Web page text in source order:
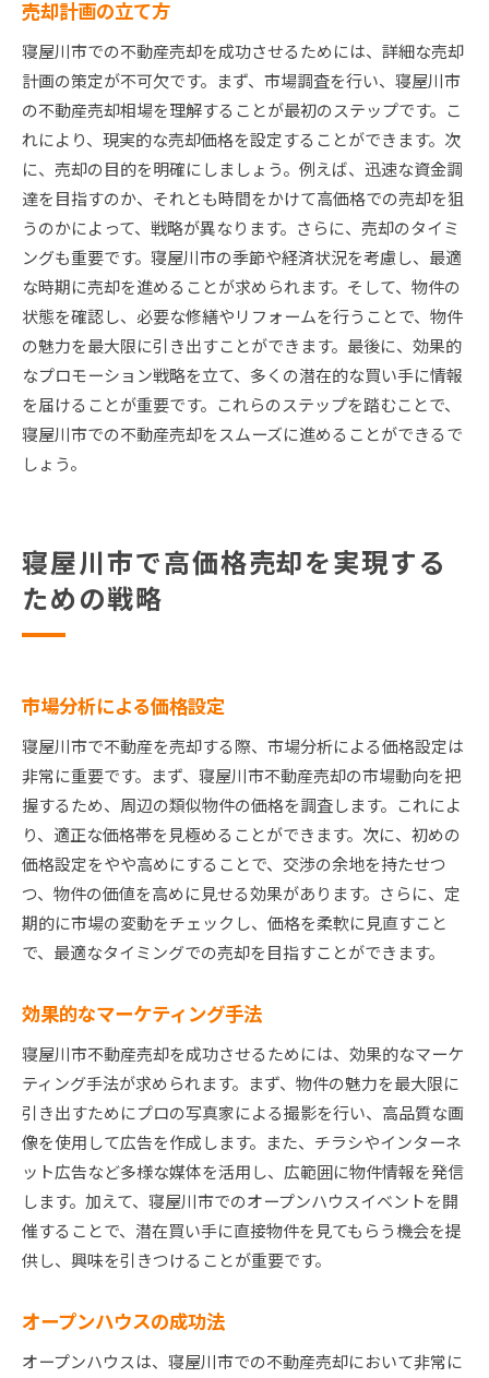
売却計画の立て方
寝屋川市での不動産売却を成功させるためには、詳細な売却
計画の策定が不可欠です。まず、市場調査を行い、寝屋川市
の不動産売却相場を理解することが最初のステップです。こ
れにより、現実的な売却価格を設定することができます。次
に、売却の目的を明確にしましょう。例えば、迅速な資金調
達を目指すのか、それとも時間をかけて高価格での売却を狙
うのかによって、戦略が異なります。さらに、売却のタイミ
ングも重要です。寝屋川市の季節や経済状況を考慮し、最適
な時期に売却を進めることが求められます。そして、物件の
状態を確認し、必要な修繕やリフォームを行うことで、物件
の魅力を最大限に引き出すことができます。最後に、効果的
なプロモーション戦略を立て、多くの潜在的な買い手に情報
を届けることが重要です。これらのステップを踏むことで、
寝屋川市での不動産売却をスムーズに進めることができるで
しょう。
寝屋川市で高価格売却を実現する
ための戦略
市場分析による価格設定
寝屋川市で不動産を売却する際、市場分析による価格設定は
非常に重要です。まず、寝屋川市不動産売却の市場動向を把
握するため、周辺の類似物件の価格を調査します。これによ
り、適正な価格帯を見極めることができます。次に、初めの
価格設定をやや高めにすることで、交渉の余地を持たせつ
つ、物件の価値を高めに見せる効果があります。さらに、定
期的に市場の変動をチェックし、価格を柔軟に見直すこと
で、最適なタイミングでの売却を目指すことができます。
効果的なマーケティング手法
寝屋川市不動産売却を成功させるためには、効果的なマーケ
ティング手法が求められます。まず、物件の魅力を最大限に
引き出すためにプロの写真家による撮影を行い、高品質な画
像を使用して広告を作成します。また、チラシやインターネ
ット広告など多様な媒体を活用し、広範囲に物件情報を発信
します。加えて、寝屋川市でのオープンハウスイベントを開
催することで、潜在買い手に直接物件を見てもらう機会を提
供し、興味を引きつけることが重要です。
オープンハウスの成功法
オープンハウスは、寝屋川市での不動産売却において非常に